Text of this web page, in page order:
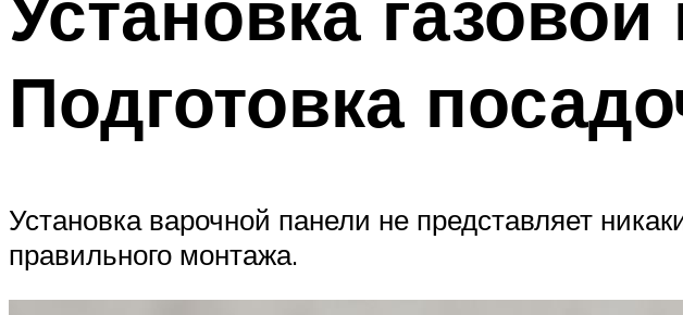
Подготовка
Установка варочной панели не представляет
правильного монтажа.